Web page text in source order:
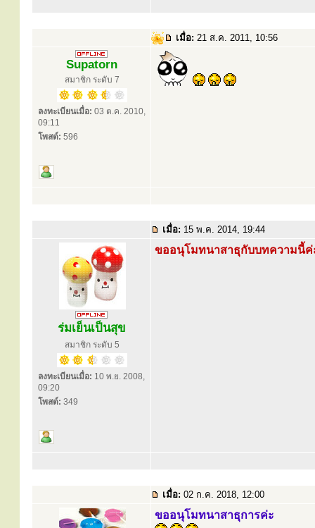
เมื่อ: 21 ส.ค. 2011, 10:56
Supatorn
สมาชิก ระดับ 7
ลงทะเบียนเมื่อ: 03 ต.ค. 2010,
09:11
โพสต์: 596
เมื่อ: 15 พ.ค. 2014, 19:44
ร่มเย็นเป็นสุข
สมาชิก ระดับ 5
ลงทะเบียนเมื่อ: 10 พ.ย. 2008,
09:20
โพสต์: 349
ขออนุโมทนาสาธุกับบทความนี้ค่
เมื่อ: 02 ก.ค. 2018, 12:00
ขออนุโมทนาสาธุการค่ะ